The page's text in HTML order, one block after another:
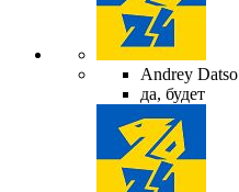
Andrey Datso
да, будет